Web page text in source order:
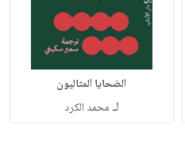
الضحايا المثاليون
لـ محمد الكرد